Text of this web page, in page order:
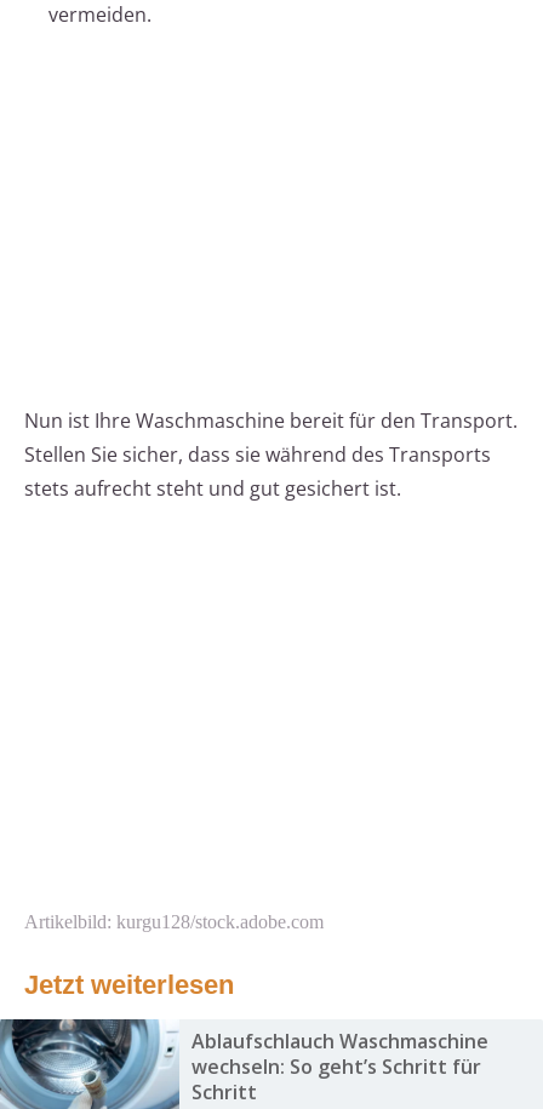
vermeiden.
Nun ist Ihre Waschmaschine bereit für den Transport.
Stellen Sie sicher, dass sie während des Transports
stets aufrecht steht und gut gesichert ist.
Artikelbild: kurgu128/stock.adobe.com
Jetzt weiterlesen
Ablaufschlauch Waschmaschine
wechseln: So geht’s Schritt für
Schritt